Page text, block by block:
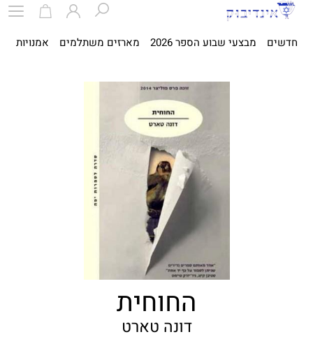
חדשים מבצעי שבוע הספר 2026 מארזים משתלמים אמנויות
החוחית
דונה טארט